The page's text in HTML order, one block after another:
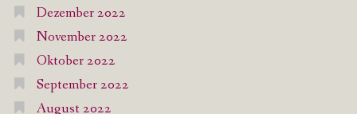
Dezember 2022
November 2022
Oktober 2022
September 2022
August 2022